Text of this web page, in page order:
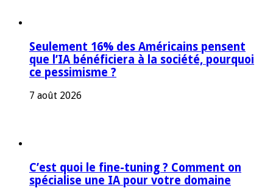
Seulement 16% des Américains pensent
que l’IA bénéficiera à la société, pourquoi
ce pessimisme ?
7 août 2026
C’est quoi le fine-tuning ? Comment on
spécialise une IA pour votre domaine